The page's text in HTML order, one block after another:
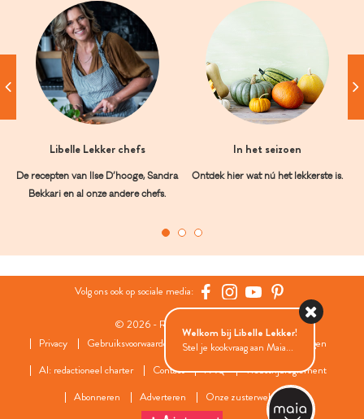
Libelle Lekker chefs
De recepten van Ilse D’hooge, Sandra
Bekkari en al onze andere chefs.
In het seizoen
Ontdek hier wat nú het lekkerste is.
Volg ons ook op sociale media:
© 2026 - Roularta Media Group
Privacy
Gebruiksvoorwaarden Cookies
Cookies instellingen
AI: redactioneel charter
Contact FAQ
Wedstrijdreglement
Abonneren
Adverteren Onze zusterwebsites
Welkom bij Libelle Lekker!
Stel je kookvraag aan Maia...